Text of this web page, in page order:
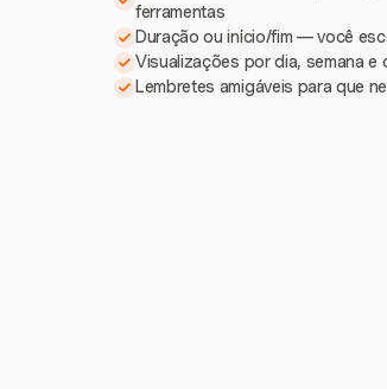
ferramentas
Duração ou início/fim — você
Visualizações por dia, semana e
Lembretes amigáveis para que